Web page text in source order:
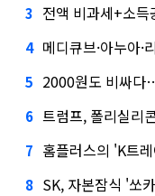
3 전액 비과세+소
4 메디큐브·아누아
5 2000원도 비싸다…
6 트럼프, 폴리실리콘
7 홈플러스의 'K트
8 SK, 자본잠식 '쏘